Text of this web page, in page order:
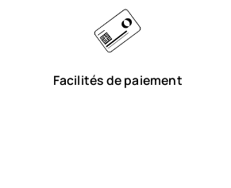
Facilités de paiement